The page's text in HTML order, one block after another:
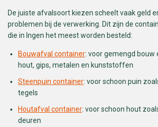
De juiste afvalsoort kiezen scheelt vaak geld
problemen bij de verwerking. Dit zijn de
die in Ingen het meest worden besteld:
Bouwafval container: voor gemengd bouw
hout, gips, metalen en kunststoffen
Steenpuin container: voor schoon puin
tegels
Houtafval container: voor schoon hout
deuren